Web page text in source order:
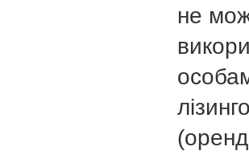
не